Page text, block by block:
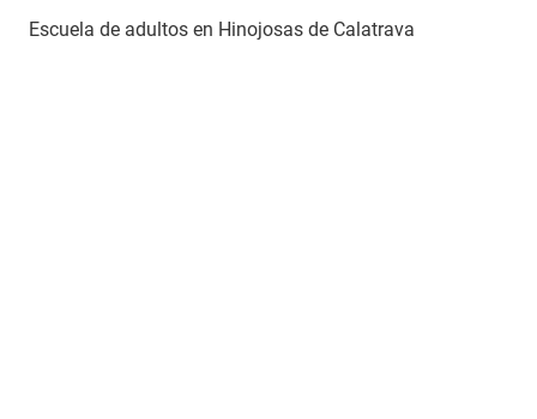
Escuela de adultos en Hinojosas de Calatrava